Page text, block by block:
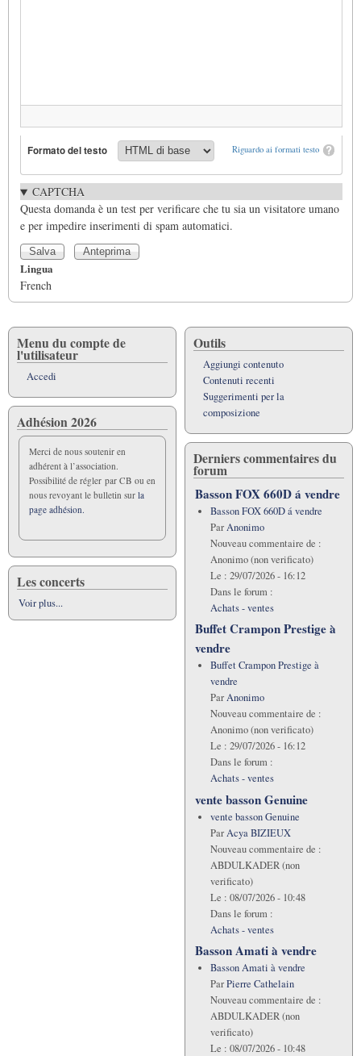
Riguardo ai formati testo
Formato del testo
CAPTCHA
Questa domanda è un test per verificare che tu sia un visitatore umano
e per impedire inserimenti di spam automatici.
Lingua
French
Menu du compte de
l'utilisateur
Accedi
Adhésion 2026
Merci de nous soutenir en
adhérent à l’association.
Possibilité de régler par CB ou en
nous revoyant le bulletin sur la
page adhésion.
Les concerts
Voir plus...
Outils
Aggiungi contenuto
Contenuti recenti
Suggerimenti per la
composizione
Derniers commentaires du
forum
Basson FOX 660D á vendre
Basson FOX 660D á vendre
ParAnonimo
Nouveau commentaire de :
Anonimo (non verificato)
Le : 29/07/2026 - 16:12
Dans le forum :
Achats - ventes
Buffet Crampon Prestige à
vendre
Buffet Crampon Prestige à
vendre
ParAnonimo
Nouveau commentaire de :
Anonimo (non verificato)
Le : 29/07/2026 - 16:12
Dans le forum :
Achats - ventes
vente basson Genuine
vente basson Genuine
ParAcya BIZIEUX
Nouveau commentaire de :
ABDULKADER (non
verificato)
Le : 08/07/2026 - 10:48
Dans le forum :
Achats - ventes
Basson Amati à vendre
Basson Amati à vendre
ParPierre Cathelain
Nouveau commentaire de :
ABDULKADER (non
verificato)
Le : 08/07/2026 - 10:48